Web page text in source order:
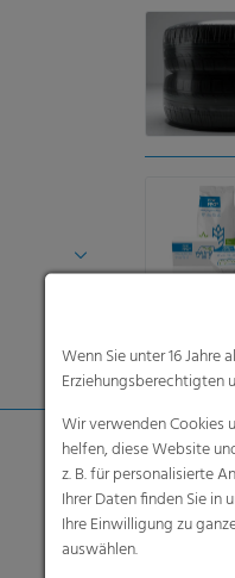
Wenn Sie unter 16
Erziehungsberechtigten
Wir verwenden Cookies
helfen, diese Website
z. B. für personalisierte
Ihrer Daten finden Sie in
Ihre Einwilligung zu
auswählen.